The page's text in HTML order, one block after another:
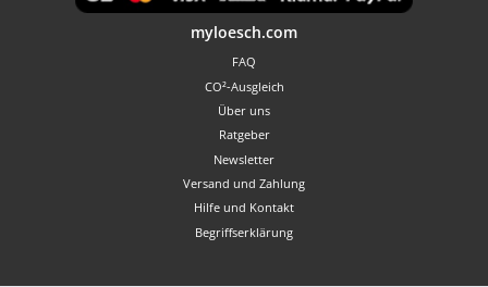
myloesch.com
FAQ
CO²-Ausgleich
Über uns
Ratgeber
Newsletter
Versand und Zahlung
Hilfe und Kontakt
Begriffserklärung